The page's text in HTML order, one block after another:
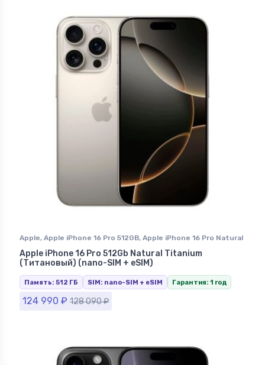
Apple, Apple iPhone 16 Pro 512GB, Apple iPhone 16 Pro Natural
Titanium (Натуральный Титан)
iPhone 16 Pro
Ставрополе
Apple iPhone 16 Pro 512Gb Natural Titanium
(Титановый) (nano-SIM + eSIM)
Память: 512 ГБ SIM: nano-SIM + eSIM Гарантия: 1 год
124 990 ₽ 128 090₽